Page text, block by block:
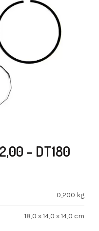
– DT180
0,200 kg
18,0 × 14,0 × 14,0 cm